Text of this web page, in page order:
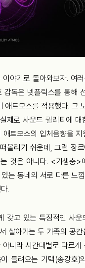
이야기로 돌아와보자. 여러
감독은 넷플릭스를 통해
애트모스를 적용했다. 그
실제로 사운드 퀄리티에 대
애트모스의 입체음향을 지
떠올리기 쉬운데 ,그런 장
것은 아니다. <기생충>
있는 동네의 서로 다른 느
.
갖고 있는 특징적인 사운
살아가는 두 가족의 공간
아니라 시간대별로 다르게
들려오는 기택(송강호)의